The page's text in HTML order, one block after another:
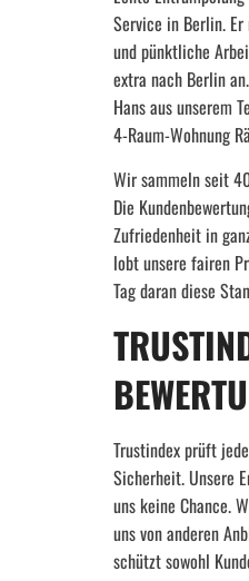
Service in Berlin. Er
und pünktliche
extra nach Berlin
Hans aus unserem
4-Raum-Wohnung
Wir sammeln seit
Die
Zufriedenheit in
lobt unsere fairen
Tag daran diese
Trustindex prüft
Sicherheit. Unsere
uns keine Chance.
uns von anderen
schützt sowohl